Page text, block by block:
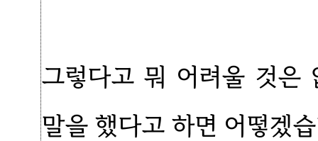
그렇다고 뭐 어려울 것은
말을 했다고 하면 어떻겠